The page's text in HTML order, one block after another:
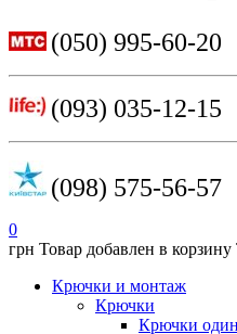
(050) 995-60-20
(093) 035-12-15
(098) 575-56-57
0
грн Товар добавлен в корзину
Крючки и монтаж
Крючки
Крючки